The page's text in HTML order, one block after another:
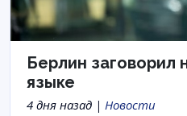
Берлин заговорил
языке
4 дня назад | Новости